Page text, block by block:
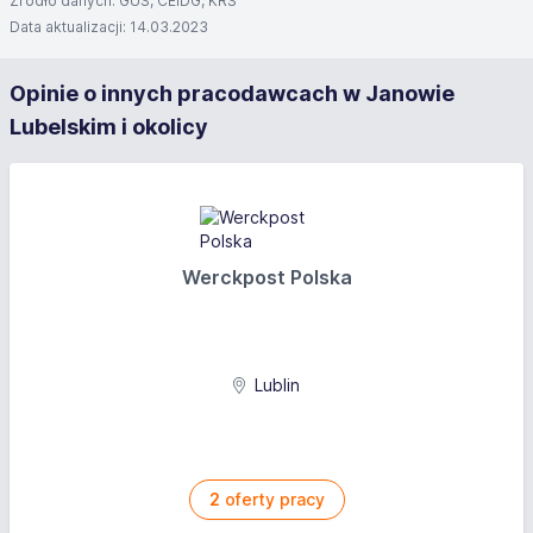
Data aktualizacji: 14.03.2023
Opinie o innych pracodawcach w Janowie
Lubelskim i okolicy
Werckpost Polska
Lublin
2 oferty pracy